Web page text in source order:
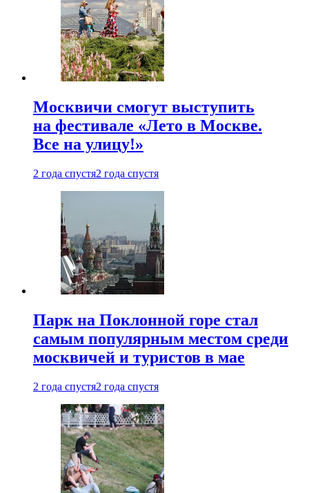
Москвичи смогут выступить
на фестивале «Лето в Москве.
Все на улицу!»
2 года спустя2 года спустя
Парк на Поклонной горе стал
самым популярным местом среди
москвичей и туристов в мае
2 года спустя2 года спустя